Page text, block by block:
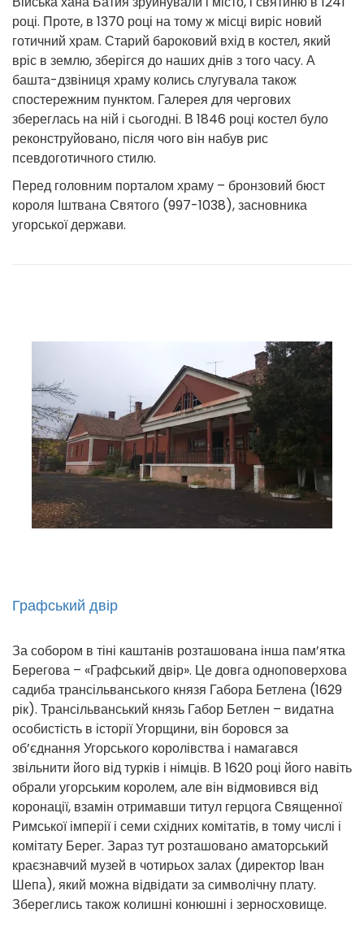
році. Проте, в 1370 році на тому ж місці виріс новий
готичний храм. Старий бароковий вхід в костел, який
вріс в землю, зберігся до наших днів з того часу. А
башта-дзвіниця храму колись слугувала також
спостережним пунктом. Галерея для чергових
збереглась на ній і сьогодні. В 1846 році костел було
реконструйовано, після чого він набув рис
псевдоготичного стилю.
Перед головним порталом храму – бронзовий бюст
короля Іштвана Святого (997-1038), засновника
угорської держави.
Графський двір
За собором в тіні каштанів розташована інша пам’ятка
Берегова – «Графський двір». Це довга одноповерхова
садиба трансільванського князя Габора Бетлена (1629
рік). Трансільванський князь Габор Бетлен – видатна
особистість в історії Угорщини, він боровся за
об’єднання Угорського королівства і намагався
звільнити його від турків і німців. В 1620 році його навіть
обрали угорським королем, але він відмовився від
коронації, взамін отримавши титул герцога Священної
Римської імперії і семи східних комітатів, в тому числі і
комітату Берег. Зараз тут розташовано аматорський
краєзнавчий музей в чотирьох залах (директор Іван
Шепа), який можна відвідати за символічну плату.
Збереглись також колишні конюшні і зерносховище.